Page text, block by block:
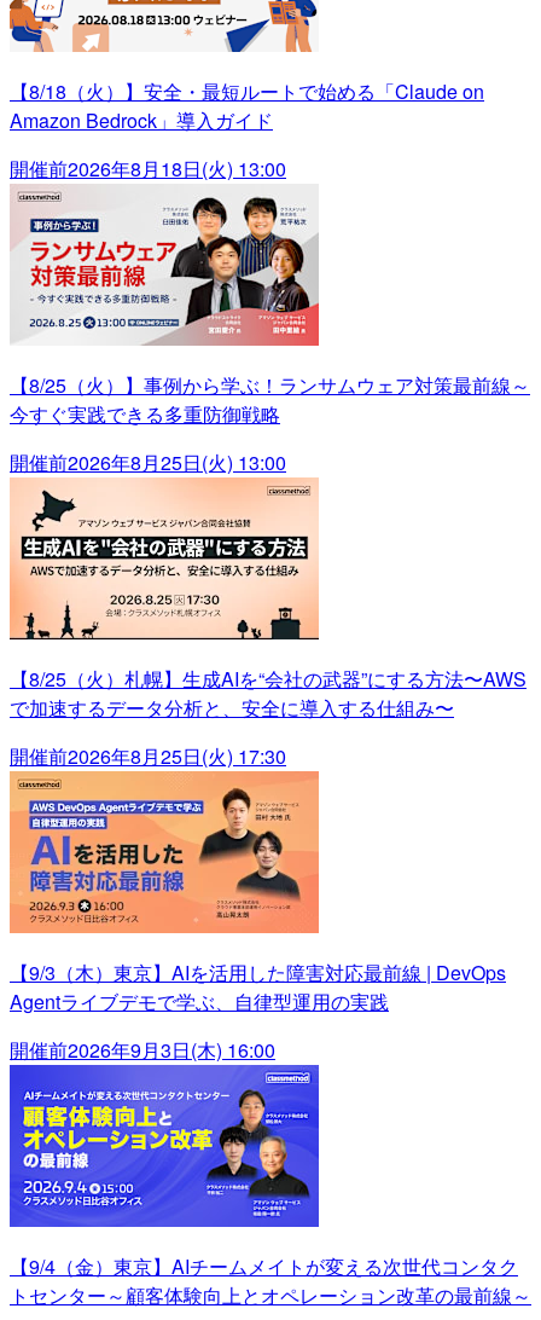
【8/18（火）】安全・最短ルートで始める「Claude on
Amazon Bedrock」導入ガイド
開催前2026年8月18日(火) 13:00
【8/25（火）】事例から学ぶ！ランサムウェア対策最前線～
今すぐ実践できる多重防御戦略
開催前2026年8月25日(火) 13:00
【8/25（火）札幌】生成AIを“会社の武器”にする方法〜AWS
で加速するデータ分析と、安全に導入する仕組み〜
開催前2026年8月25日(火) 17:30
【9/3（木）東京】AIを活用した障害対応最前線 | DevOps
Agentライブデモで学ぶ、自律型運用の実践
開催前2026年9月3日(木) 16:00
【9/4（金）東京】AIチームメイトが変える次世代コンタク
トセンター～顧客体験向上とオペレーション改革の最前線～